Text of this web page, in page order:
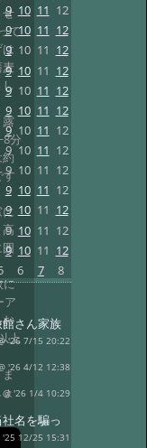
せ
て
麦
露
分
す
に
ア
お
上
ま
ょ
9 10 11 12
9 10 11 12
9 10 11 12
9 10 11 12
9 10 11 12
9 10 11 12
9 10 11 12
9 10 11 12
9 10 11 12
9 10 11 12
9 10 11 12
9 10 11 12
9 10 11 12
6 7 8
さん家族
'26 7/15 20:22
'26 4/12 12:38
@ '26 1/4 10:29
名を騙っ
'25 12/25 15:31